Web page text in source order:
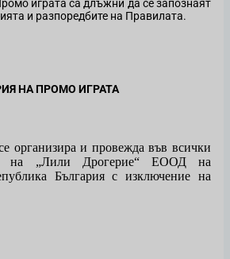
играта са длъжни да се запознаят
и разпоредбите на Правилата.
НА ПРОМО ИГРАТА
организира и провежда във всички
на „Лили Дрогерие“ ЕООД на
България с изключение на